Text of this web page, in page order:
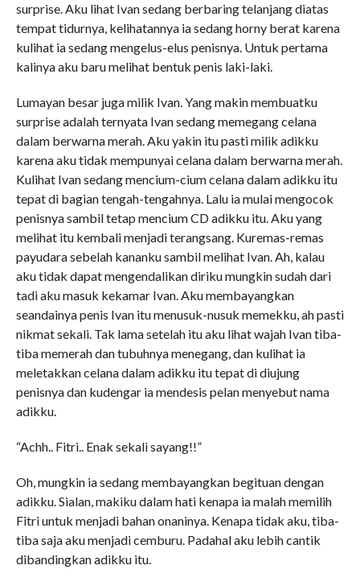
surprise. Aku lihat Ivan sedang berbaring telanjang diatas
tempat tidurnya, kelihatannya ia sedang horny berat karena
kulihat ia sedang mengelus-elus penisnya. Untuk pertama
kalinya aku baru melihat bentuk penis laki-laki.
Lumayan besar juga milik Ivan. Yang makin membuatku
surprise adalah ternyata Ivan sedang memegang celana
dalam berwarna merah. Aku yakin itu pasti milik adikku
karena aku tidak mempunyai celana dalam berwarna merah.
Kulihat Ivan sedang mencium-cium celana dalam adikku itu
tepat di bagian tengah-tengahnya. Lalu ia mulai mengocok
penisnya sambil tetap mencium CD adikku itu. Aku yang
melihat itu kembali menjadi terangsang. Kuremas-remas
payudara sebelah kananku sambil melihat Ivan. Ah, kalau
aku tidak dapat mengendalikan diriku mungkin sudah dari
tadi aku masuk kekamar Ivan. Aku membayangkan
seandainya penis Ivan itu menusuk-nusuk memekku, ah pasti
nikmat sekali. Tak lama setelah itu aku lihat wajah Ivan tiba-
tiba memerah dan tubuhnya menegang, dan kulihat ia
meletakkan celana dalam adikku itu tepat di diujung
penisnya dan kudengar ia mendesis pelan menyebut nama
adikku.
“Achh.. Fitri.. Enak sekali sayang!!”
Oh, mungkin ia sedang membayangkan begituan dengan
adikku. Sialan, makiku dalam hati kenapa ia malah memilih
Fitri untuk menjadi bahan onaninya. Kenapa tidak aku, tiba-
tiba saja aku menjadi cemburu. Padahal aku lebih cantik
dibandingkan adikku itu.